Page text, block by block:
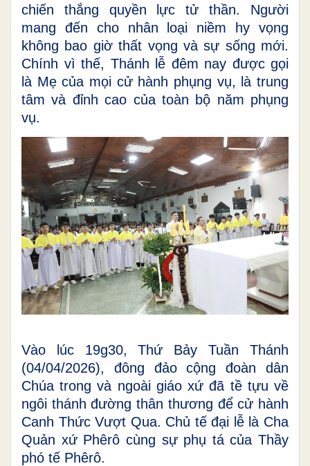
chiến thắng quyền lực tử thần. Người
mang đến cho nhân loại niềm hy vọng
không bao giờ thất vọng và sự sống mới.
Chính vì thế, Thánh lễ đêm nay được gọi
là Mẹ của mọi cử hành phụng vụ, là trung
tâm và đỉnh cao của toàn bộ năm phụng
vụ.
Vào lúc 19g30, Thứ Bảy Tuần Thánh
(04/04/2026), đông đảo cộng đoàn dân
Chúa trong và ngoài giáo xứ đã tề tựu về
ngôi thánh đường thân thương để cử hành
Canh Thức Vượt Qua. Chủ tế đại lễ là Cha
Quản xứ Phêrô cùng sự phụ tá của Thầy
phó tế Phêrô.